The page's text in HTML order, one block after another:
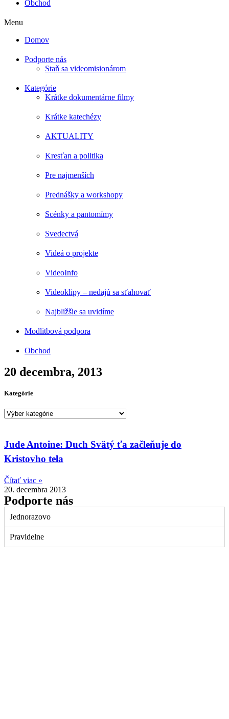
Obchod
Menu
Domov
Podporte nás
Staň sa videomisionárom
Kategórie
Krátke dokumentárne filmy
Krátke katechézy
AKTUALITY
Kresťan a politika
Pre najmenších
Prednášky a workshopy
Scénky a pantomímy
Svedectvá
Videá o projekte
VideoInfo
Videoklipy – nedajú sa sťahovať
Najbližšie sa uvidíme
Modlitbová podpora
Obchod
20 decembra, 2013
Kategórie
Kategórie
Jude Antoine: Duch Svätý ťa začleňuje do
Kristovho tela
Čítať viac »
20. decembra 2013
Podporte nás
Jednorazovo
Pravidelne